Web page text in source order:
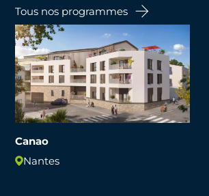
Tous nos programmes
Canao
Nantes